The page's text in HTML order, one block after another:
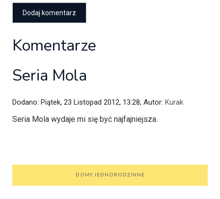
Komentarze
Seria Mola
Dodano: Piątek, 23 Listopad 2012, 13:28, Autor: Kurak
Seria Mola wydaje mi się być najfajniejsza.
DOMY JEDNORODZINNE